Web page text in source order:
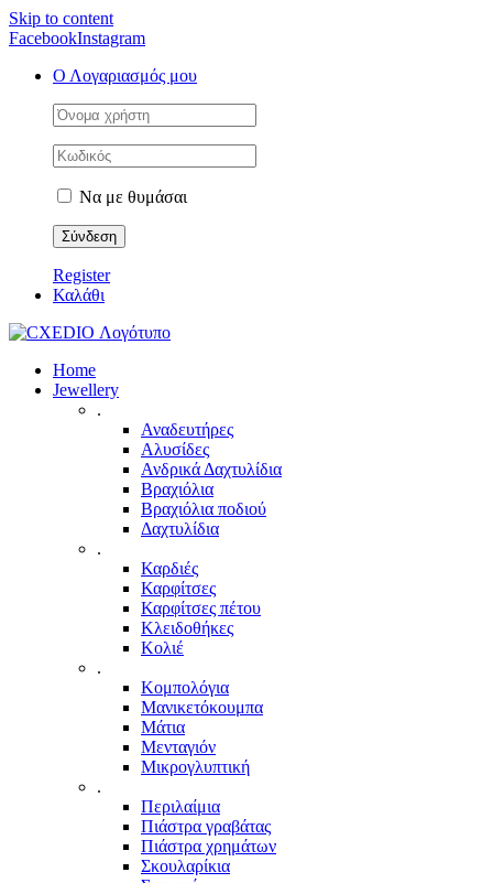
Skip to content
FacebookInstagram
Ο Λογαριασμός μου
Να με θυμάσαι
Register
Καλάθι
Home
Jewellery
.
Αναδευτήρες
Αλυσίδες
Ανδρικά Δαχτυλίδια
Βραχιόλια
Βραχιόλια ποδιού
Δαχτυλίδια
.
Καρδιές
Καρφίτσες
Καρφίτσες πέτου
Κλειδοθήκες
Κολιέ
.
Κομπολόγια
Μανικετόκουμπα
Μάτια
Μενταγιόν
Μικρογλυπτική
.
Περιλαίμια
Πιάστρα γραβάτας
Πιάστρα χρημάτων
Σκουλαρίκια